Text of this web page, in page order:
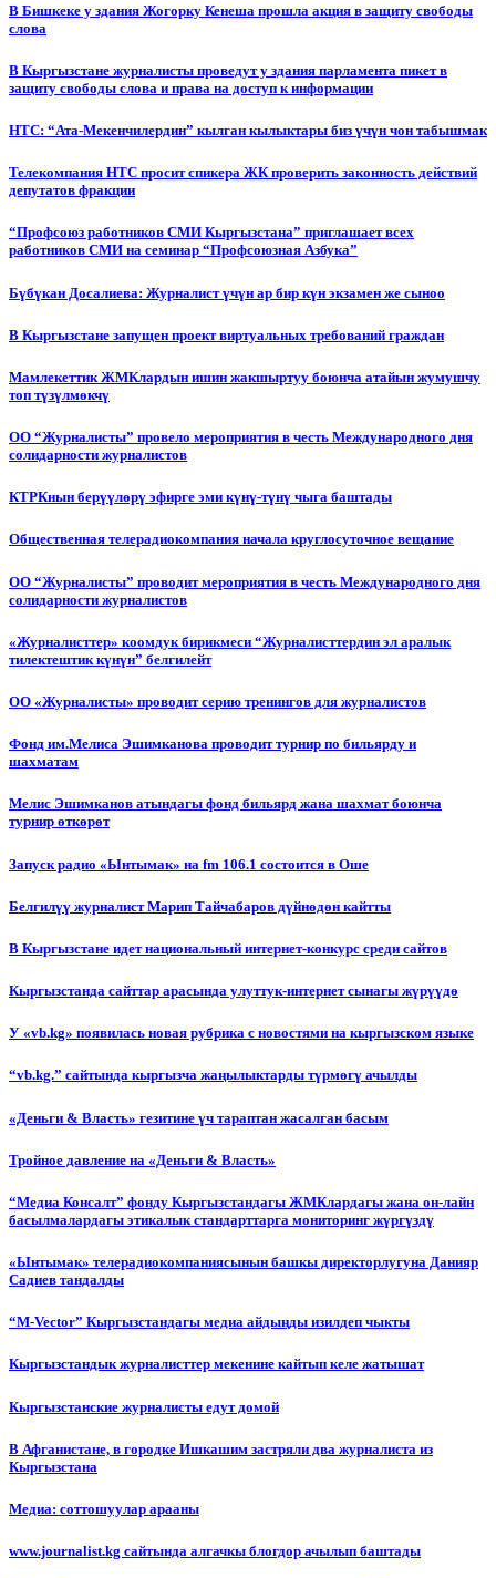
В Бишкеке у здания Жогорку Кенеша прошла акция в защиту свободы
слова
В Кыргызстане журналисты проведут у здания парламента пикет в
защиту свободы слова и права на доступ к информации
НТС: “Ата-Мекенчилердин” кылган кылыктары биз үчүн чон табышмак
Телекомпания НТС просит спикера ЖК проверить законность действий
депутатов фракции
“Профсоюз работников СМИ Кыргызстана” приглашает всех
работников СМИ на семинар “Профсоюзная Азбука”
Бүбүкан Досалиева: Журналист үчүн ар бир күн экзамен же сыноо
В Кыргызстане запущен проект виртуальных требований граждан
Мамлекеттик ЖМКлардын ишин жакшыртуу боюнча атайын жумушчу
топ түзүлмөкчү
ОО “Журналисты” провело мероприятия в честь Международного дня
солидарности журналистов
КТРКнын берүүлөрү эфирге эми күнү-түнү чыга баштады
Общественная телерадиокомпания начала круглосуточное вещание
ОО “Журналисты” проводит мероприятия в честь Международного дня
солидарности журналистов
«Журналисттер» коомдук бирикмеси “Журналисттердин эл аралык
тилектештик күнүн” белгилейт
ОО «Журналисты» проводит серию тренингов для журналистов
Фонд им.Мелиса Эшимканова проводит турнир по бильярду и
шахматам
Мелис Эшимканов атындагы фонд бильярд жана шахмат боюнча
турнир өткөрөт
Запуск радио «Ынтымак» на fm 106.1 состоится в Оше
Белгилүү журналист Марип Тайчабаров дүйнөдөн кайтты
В Кыргызстане идет национальный интернет-конкурс среди сайтов
Кыргызстанда сайттар арасында улуттук-интернет сынагы жүрүүдө
У «vb.kg» появилась новая рубрика с новостями на кыргызском языке
“vb.kg.” сайтында кыргызча жаңылыктарды түрмөгү ачылды
«Деньги & Власть» гезитине үч тараптан жасалган басым
Тройное давление на «Деньги & Власть»
“Медиа Консалт” фонду Кыргызстандагы ЖМКлардагы жана он-лайн
басылмалардагы этикалык стандарттарга мониторинг жүргүздү
«Ынтымак» телерадиокомпаниясынын башкы директорлугуна Данияр
Садиев тандалды
“М-Vector” Кыргызстандагы медиа айдыңды изилдеп чыкты
Кыргызстандык журналисттер мекенине кайтып келе жатышат
Кыргызстанские журналисты едут домой
В Афганистане, в городке Ишкашим застряли два журналиста из
Кыргызстана
Медиа: соттошуулар арааны
www.journalist.kg сайтында алгачкы блогдор ачылып баштады